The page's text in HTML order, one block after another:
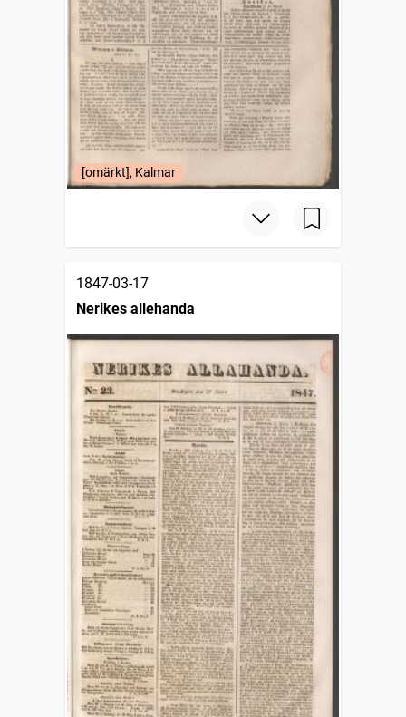
[omärkt], Kalmar
1847-03-17
Nerikes allehanda